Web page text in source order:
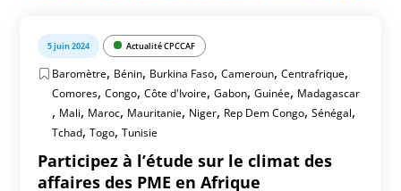
5 juin 2024 Actualité CPCCAF
Baromètre, Bénin, Burkina Faso,Cameroun,Centrafrique,
Comores,Congo,Côte d'Ivoire,Gabon,Guinée, Madagascar
, Mali, Maroc, Mauritanie, Niger, Rep Dem Congo,Sénégal,
Tchad,Togo,Tunisie
Participez à l’étude sur le climat des
affaires des PME en Afrique